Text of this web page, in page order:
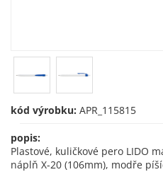
kód výrobku: APR_115815
popis:
Plastové, kuličkové pero LIDO
náplň X-20 (106mm), modře